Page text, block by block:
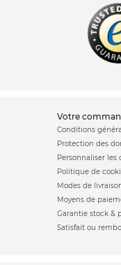
votre
Conditions
Protection des
Personnaliser les
Politique de
Modes de
Moyens de
Garantie stock &
Satisfait ou